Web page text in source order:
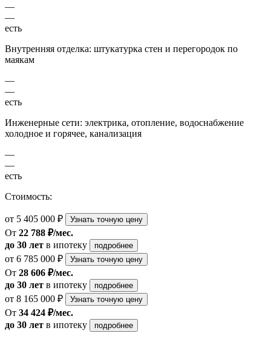
—
—
есть
Внутренняя отделка: штукатурка стен и перегородок по
маякам
—
—
есть
Инженерные сети: электрика, отопление, водоснабжение
холодное и горячее, канализация
—
—
есть
Стоимость:
от 5 405 000 ₽ Узнать точную цену
От 22 788 ₽/мес.
до 30 лет в ипотеку подробнее
от 6 785 000 ₽ Узнать точную цену
От 28 606 ₽/мес.
до 30 лет в ипотеку подробнее
от 8 165 000 ₽ Узнать точную цену
От 34 424 ₽/мес.
до 30 лет в ипотеку подробнее